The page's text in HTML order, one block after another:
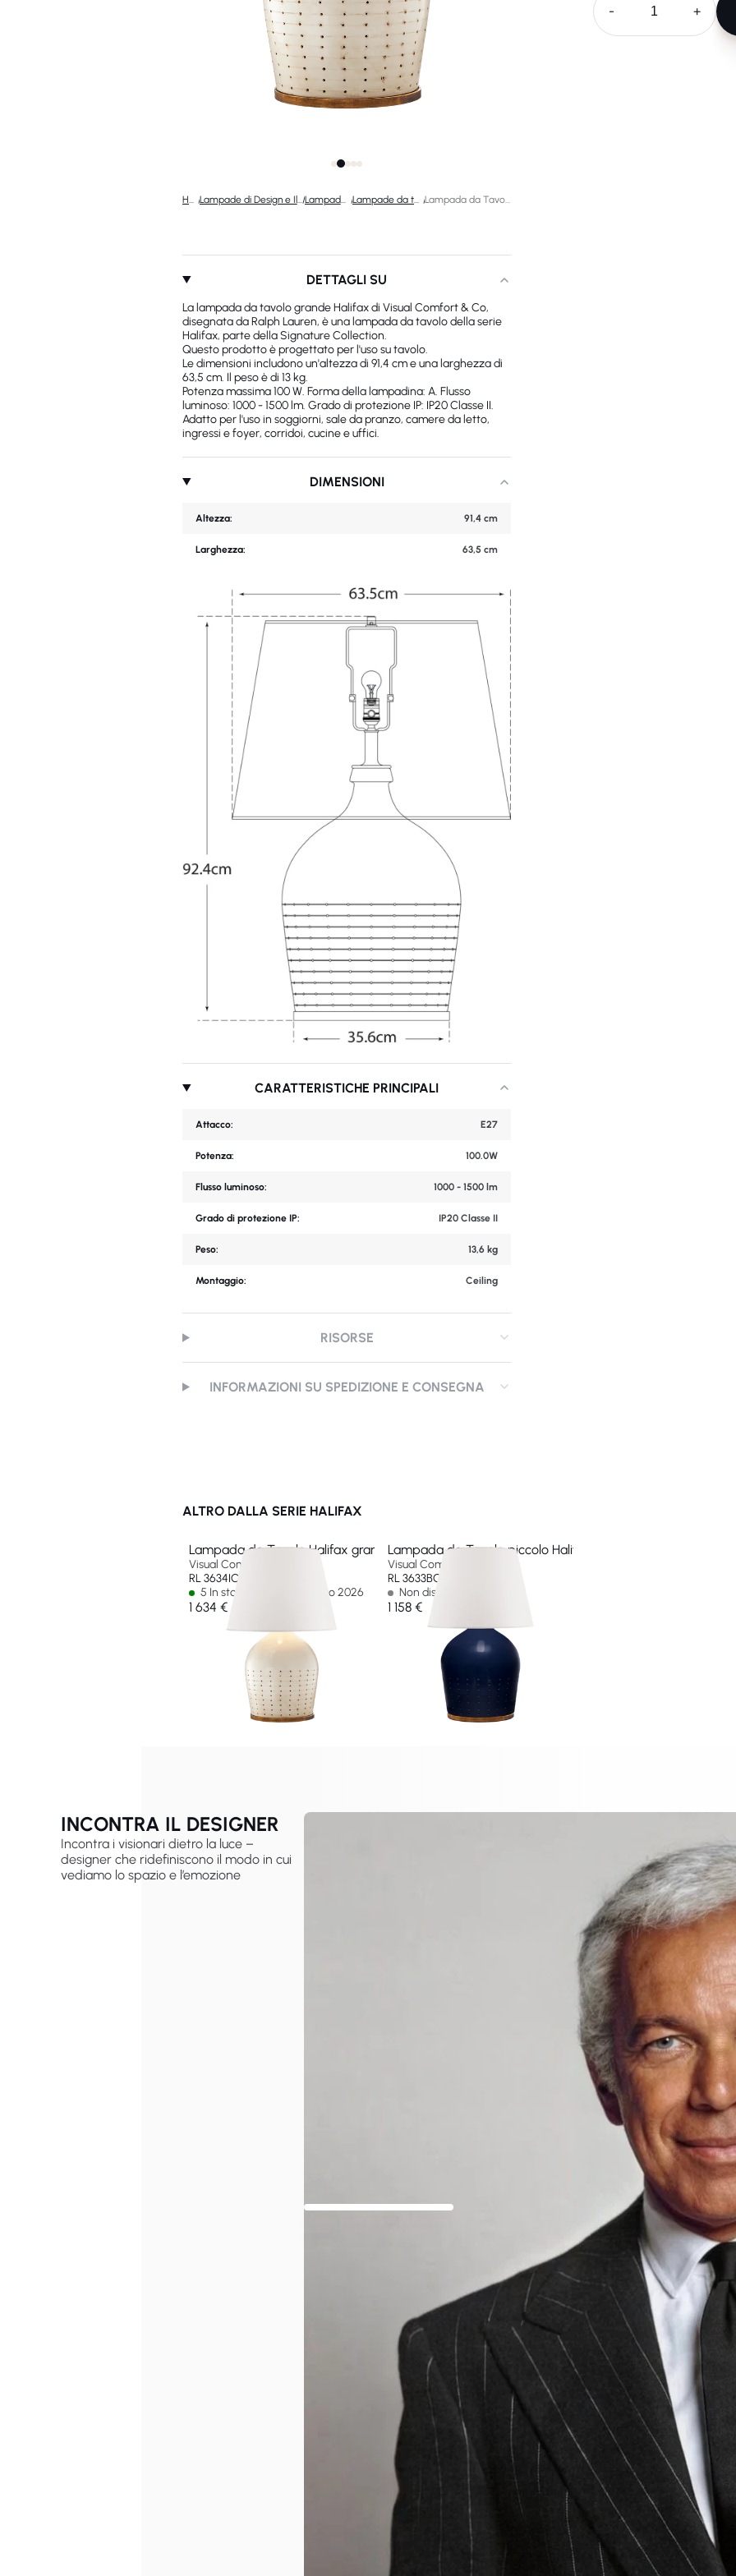
Home / Lampade di Design e Illuminazione di Lusso / Lampade di design / Lampade da tavolo di design / Lampada da Tavolo Halifax grande
DETTAGLI SU
La lampada da tavolo grande Halifax di Visual Comfort & Co,
disegnata da Ralph Lauren, è una lampada da tavolo della serie
Halifax, parte della Signature Collection.
Questo prodotto è progettato per l'uso su tavolo.
Le dimensioni includono un'altezza di 91,4 cm e una larghezza di
63,5 cm. Il peso è di 13 kg.
Potenza massima 100 W. Forma della lampadina: A. Flusso
luminoso: 1000 - 1500 lm. Grado di protezione IP: IP20 Classe II.
Adatto per l'uso in soggiorni, sale da pranzo, camere da letto,
ingressi e foyer, corridoi, cucine e uffici.
DIMENSIONI
Altezza: 91,4 cm
Larghezza: 63,5 cm
CARATTERISTICHE PRINCIPALI
Attacco: E27
Potenza: 100.0W
Flusso luminoso: 1000 - 1500 lm
Grado di protezione IP: IP20 Classe II
Peso: 13,6 kg
Montaggio: Ceiling
RISORSE
INFORMAZIONI SU SPEDIZIONE E CONSEGNA
- +
ALTRO DALLA SERIE HALIFAX
Lampada da Tavolo Halifax grande
Visual Comfort & Co
RL 3634ICO-WP-EU
5 In stock - Ships by 15 ago 2026
1 634 €
Lampada da Tavolo piccolo Halifax
Visual Comfort & Co
RL 3633BC-WP-EU
Non disponibile
1 158 €
INCONTRA IL DESIGNER
Incontra i visionari dietro la luce –
designer che ridefiniscono il modo in cui
vediamo lo spazio e l’emozione